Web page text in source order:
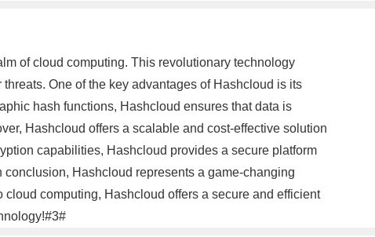
of cloud computing. This revolutionary technology
One of the key advantages of Hashcloud is its
hash functions, Hashcloud ensures that data is
Hashcloud offers a scalable and cost-effective solution
capabilities, Hashcloud provides a secure platform
Hashcloud represents a game-changing
computing, Hashcloud offers a secure and efficient